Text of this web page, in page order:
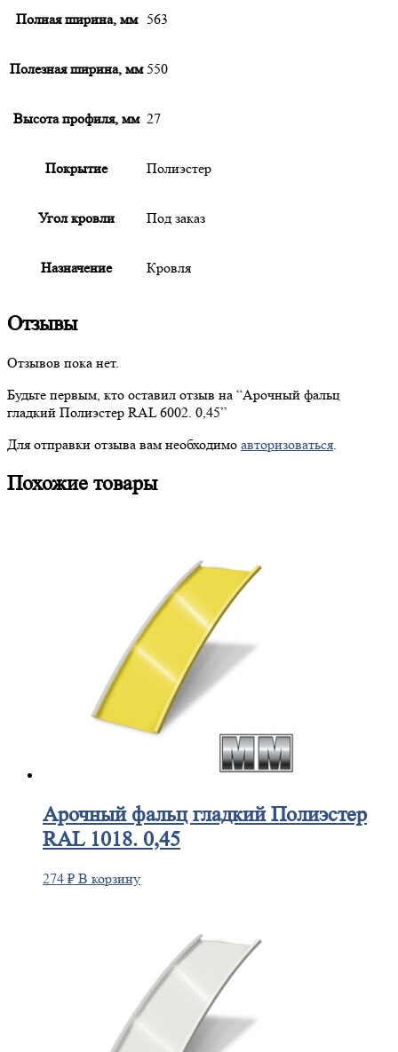
Полная ширина, мм 563
Полезная ширина, мм 550
Высота профиля, мм 27
Покрытие Полиэстер
Угол кровли Под заказ
Назначение Кровля
Отзывы
Отзывов пока нет.
Будьте первым, кто оставил отзыв на “Арочный фальц
гладкий Полиэстер RAL 6002. 0,45”
Для отправки отзыва вам необходимо авторизоваться.
Похожие товары
Арочныйфальц гладкий Полиэстер
RAL 1018. 0,45
274 ₽ В корзину